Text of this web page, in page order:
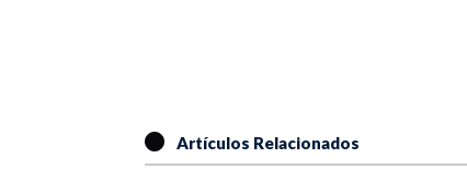
Artículos Relacionados